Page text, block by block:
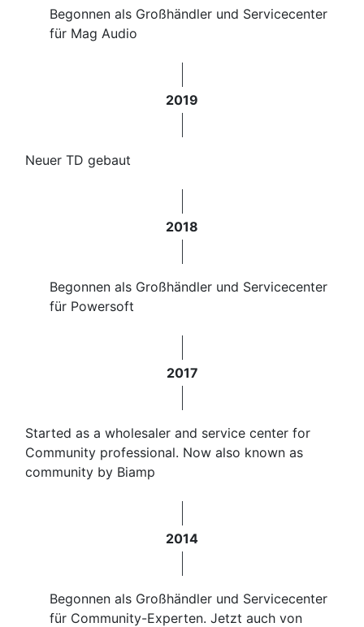
Begonnen als Großhändler und Servicecenter
für Mag Audio
2019
Neuer TD gebaut
2018
Begonnen als Großhändler und Servicecenter
für Powersoft
2017
Started as a wholesaler and service center for
Community professional. Now also known as
community by Biamp
2014
Begonnen als Großhändler und Servicecenter
für Community-Experten. Jetzt auch von